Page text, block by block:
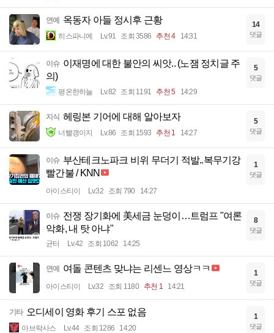
연예 옥동자 아들 정시후 근황
히스파니에 Lv.91 조회 3586 추천 4 14:31
14
댓글
이슈 이재명에 대한 불안의 씨앗.. (노잼 정치글 주
의)
평온한하늘 Lv.82 조회 1191 추천 5 14:29
5
댓글
지식 헤링본 기어에 대해 알아보자
너빨갱이지 Lv.86 조회 1593 추천 1 14:27
5
댓글
이슈 부산테크노파크 비위 무더기 적발..복무기강
빨간불 / KNN
아이스티이 Lv.32 조회 790 14:27
1
댓글
이슈 전쟁 장기화에 美세금 눈덩이…트럼프 "여론
악화, 내 탓 아냐"
균터 Lv.42 조회 1062 14:25
8
댓글
연예 여돌 콘텐츠 맞냐는 리센느 영상ㅋㅋ
아이스티이 Lv.32 조회 1180 추천 1 14:21
1
댓글
기타 오디세이 영화 후기 스포 없음
아브락사스 Lv.44 조회 1286 14:20
1
댓글